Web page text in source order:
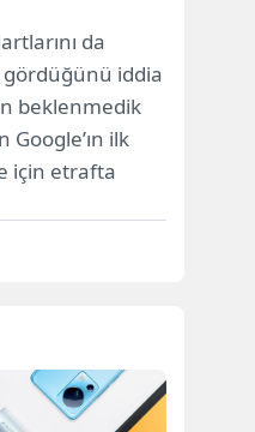
da
gördüğünü iddia
beklenmedik
ilk
için etrafta